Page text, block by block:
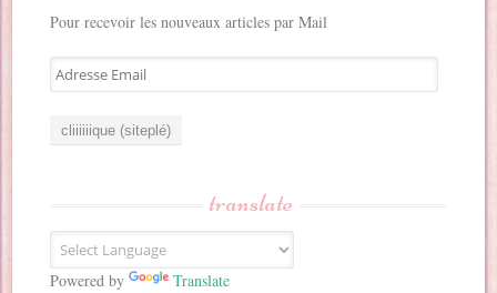
Pour recevoir les nouveaux articles par Mail
A
d
E
m
a
translate
Powered by Translate